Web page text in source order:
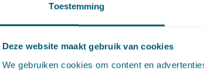
Toestemming
Deze website maakt gebruik van cookies
We gebruiken cookies om content en
geuremissies vormden
vergunningen te verlenen
evenmin toe geleid dat het
vergunningen heeft